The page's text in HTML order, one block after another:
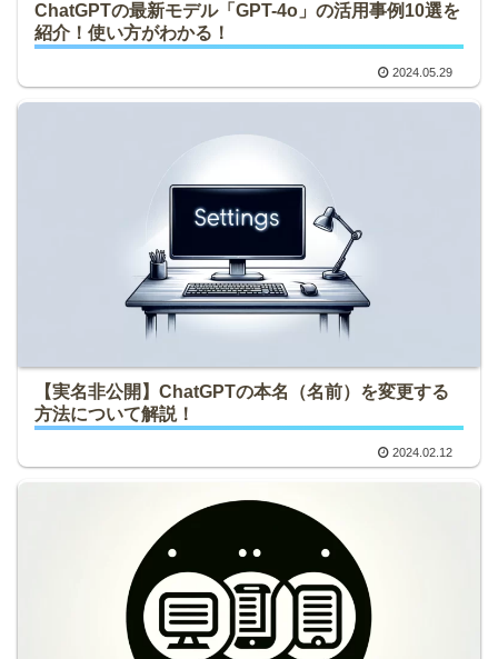
ChatGPTの最新モデル「GPT-4o」の活用事例10選を
紹介！使い方がわかる！
2024.05.29
【実名非公開】ChatGPTの本名（名前）を変更する
方法について解説！
2024.02.12